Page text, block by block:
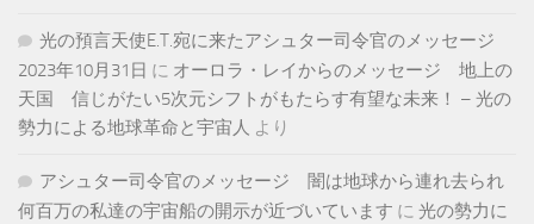
光の預言天使E.T.宛に来たアシュター司令官のメッセージ
2023年10月31日 に オーロラ・レイからのメッセージ 地上の
天国 信じがたい5次元シフトがもたらす有望な未来！ – 光の
勢力による地球革命と宇宙人 より
アシュター司令官のメッセージ 闇は地球から連れ去られ
何百万の私達の宇宙船の開示が近づいています に 光の勢力に